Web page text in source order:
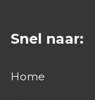
Snel naar:
Home